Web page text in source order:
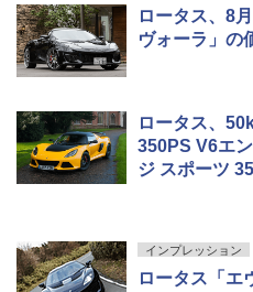
ロータス、8
ヴォーラ」の
ロータス、
350PS V6エ
ジ スポーツ
インプレッション
ロータス「エ